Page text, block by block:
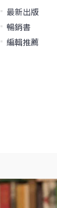
最新出版
暢銷書
編輯推薦